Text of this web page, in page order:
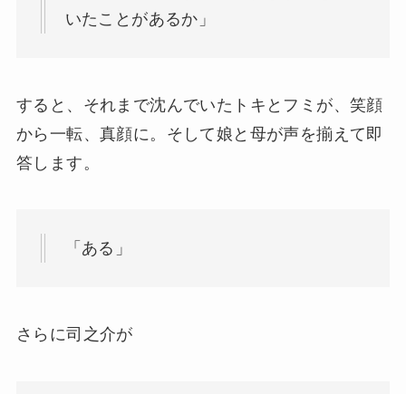
いたことがあるか」
すると、それまで沈んでいたトキとフミが、笑顔
から一転、真顔に。そして娘と母が声を揃えて即
答します。
「ある」
さらに司之介が